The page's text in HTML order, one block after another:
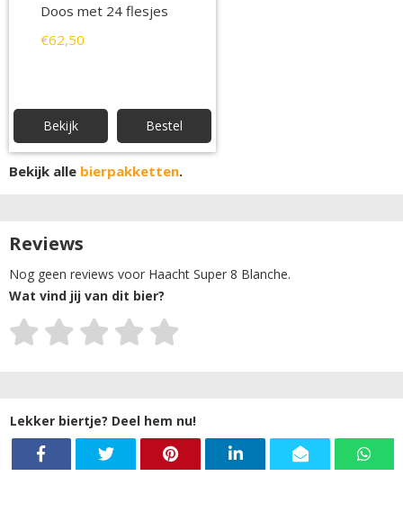
Doos met 24 flesjes
€62,50
Bekijk Bestel
Bekijk alle bierpakketten.
Reviews
Nog geen reviews voor Haacht Super 8 Blanche.
Wat vind jij van dit bier?
Lekker biertje? Deel hem nu!